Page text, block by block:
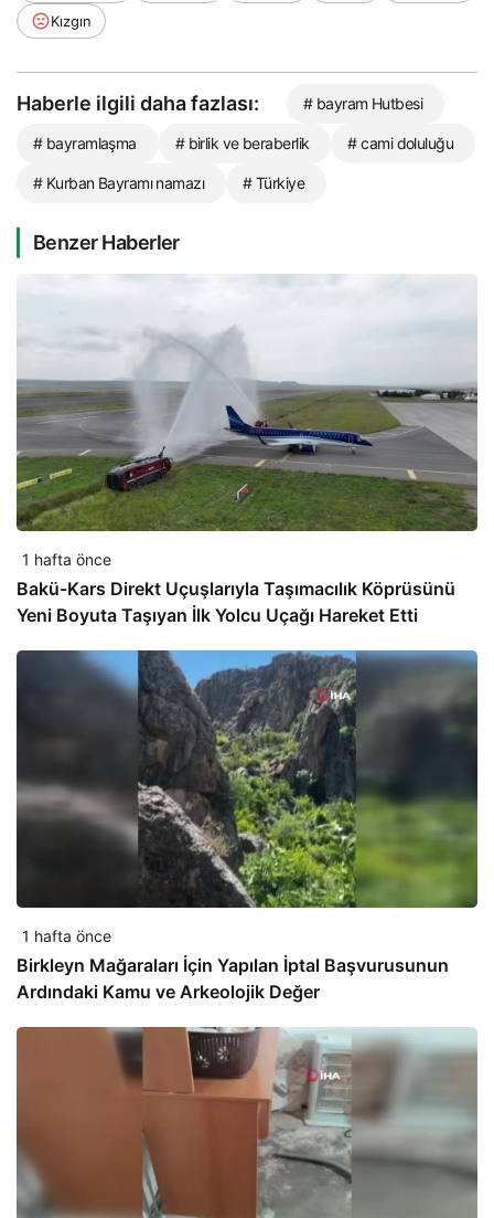
Kızgın
Haberle ilgili daha fazlası: # bayram Hutbesi
# bayramlaşma # birlik ve beraberlik # cami doluluğu
# Kurban Bayramı namazı # Türkiye
Benzer Haberler
1 hafta önce
Bakü-Kars Direkt Uçuşlarıyla Taşımacılık Köprüsünü
Yeni Boyuta Taşıyan İlk Yolcu Uçağı Hareket Etti
1 hafta önce
Birkleyn Mağaraları İçin Yapılan İptal Başvurusunun
Ardındaki Kamu ve Arkeolojik Değer